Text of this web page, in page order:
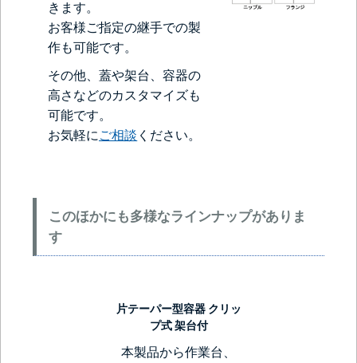
きます。
お客様ご指定の継手での製
作も可能です。
その他、蓋や架台、容器の
高さなどのカスタマイズも
可能です。
お気軽にご相談 ください。
このほかにも多様なラインナップがありま
す
片テーパー型容器 クリッ
プ式 架台付
本製品から作業台、